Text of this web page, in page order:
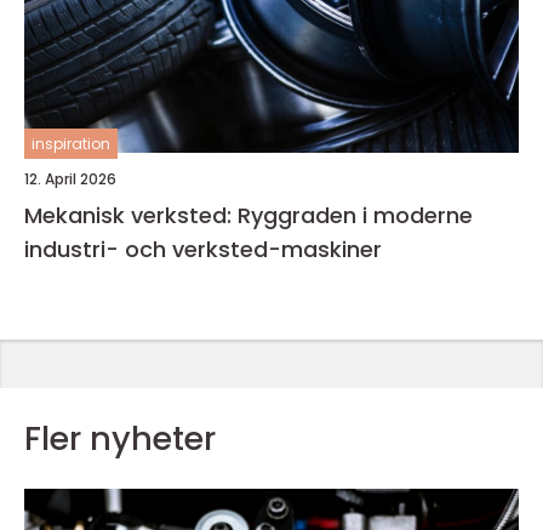
inspiration
12. April 2026
Mekanisk verksted: Ryggraden i moderne
industri- och verksted-maskiner
Fler nyheter